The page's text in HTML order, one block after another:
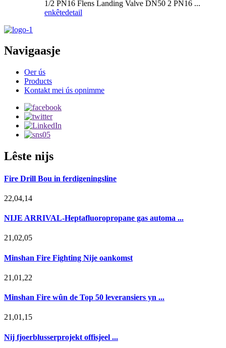
1/2 PN16 Flens Landing Valve DN50 2 PN16 ...
enkêtedetail
Navigaasje
Oer ús
Products
Kontakt mei ús opnimme
Lêste nijs
Fire Drill Bou in ferdigeningsline
22,04,14
NIJE ARRIVAL-Heptafluoropropane gas automa ...
21,02,05
Minshan Fire Fighting Nije oankomst
21,01,22
Minshan Fire wûn de Top 50 leveransiers yn ...
21,01,15
Nij fjoerblusserprojekt offisjeel ...